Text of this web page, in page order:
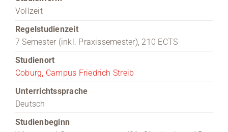
Vollzeit
Regelstudienzeit
7 Semester (inkl. Praxissemester), 210 ECTS
Studienort
Coburg, Campus Friedrich Streib
Unterrichtssprache
Deutsch
Studienbeginn